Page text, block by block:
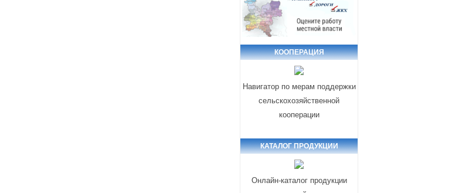
КООПЕРАЦИЯ
Навигатор по мерам поддержки
сельскохозяйственной
кооперации
КАТАЛОГ ПРОДУКЦИИ
Онлайн-каталог продукции